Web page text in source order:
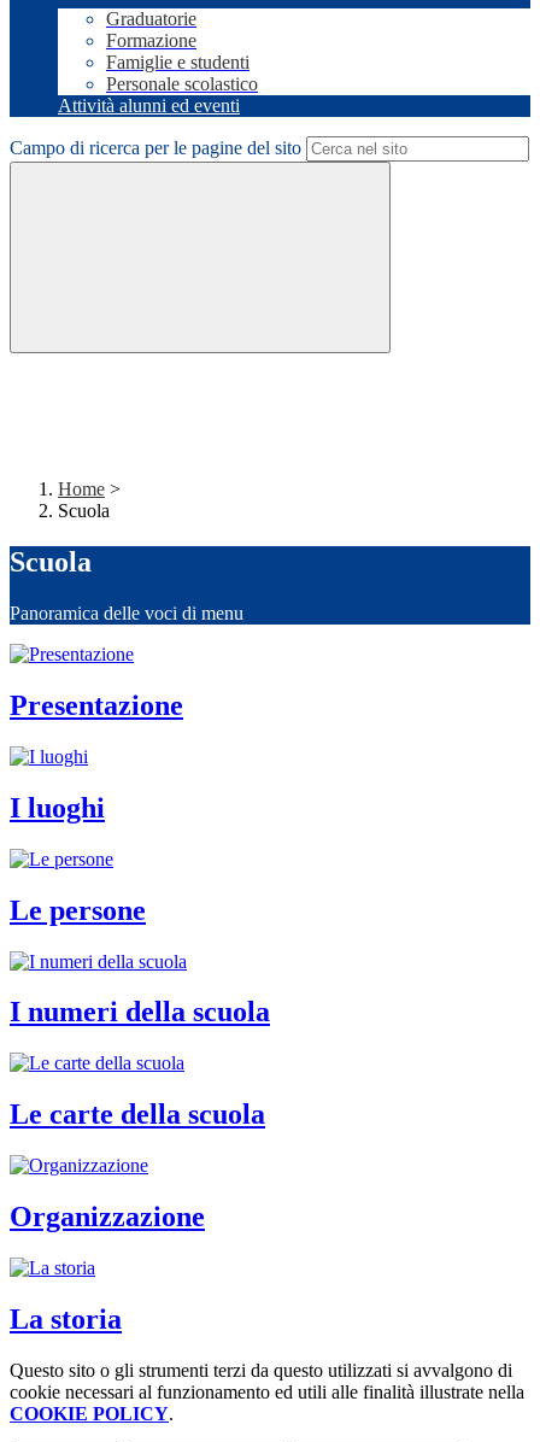
Graduatorie
Formazione
Famiglie e studenti
Personale scolastico
Attività alunni ed eventi
Campo di ricerca per le pagine del sito
Home >
Scuola
Scuola
Panoramica delle voci di menu
Presentazione
I luoghi
Le persone
I numeri della scuola
Le carte della scuola
Organizzazione
La storia
Questo sito o gli strumenti terzi da questo utilizzati si avvalgono di
cookie necessari al funzionamento ed utili alle finalità illustrate nella
COOKIE POLICY.